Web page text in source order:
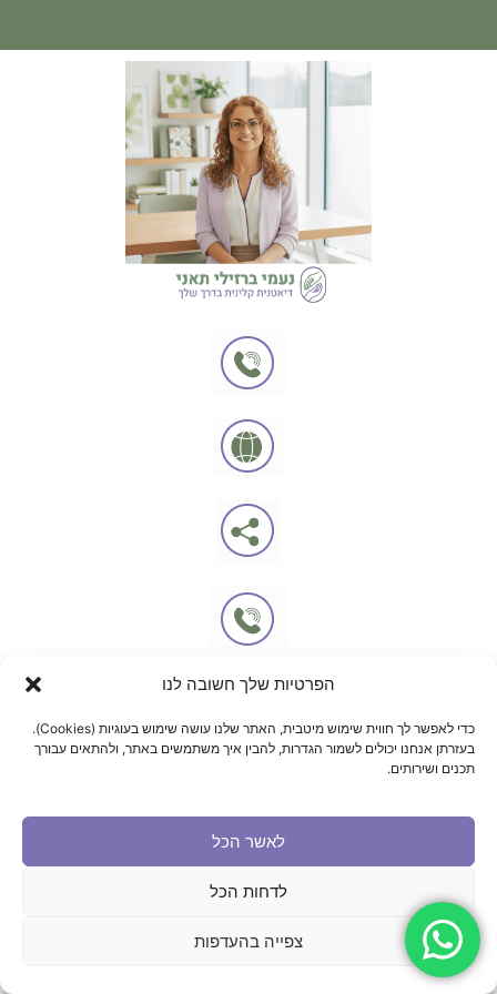
הפרטיות שלך חשובה לנו
כדי לאפשר לך חווית שימוש מיטבית, האתר שלנו עושה שימוש בעוגיות (Cookies).
בעזרתן אנחנו יכולים לשמור הגדרות, להבין איך משתמשים באתר, ולהתאים עבורך
תכנים ושירותים.
לאשר הכל
לדחות הכל
צפייה בהעדפות